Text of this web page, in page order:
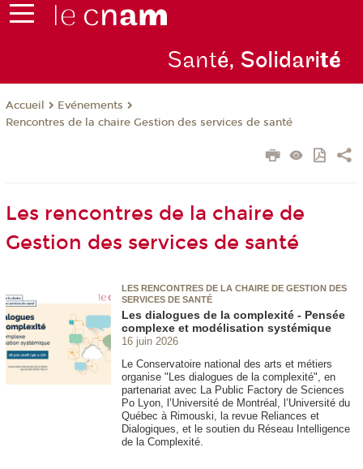
Santé, Solidarité
Accueil
Evénements
Rencontres de la chaire Gestion des services de santé
Les rencontres de la chaire de
Gestion des services de santé
LES RENCONTRES DE LA CHAIRE DE GESTION DES
SERVICES DE SANTÉ
Les dialogues de la complexité - Pensée
complexe et modélisation systémique
16 juin 2026
Le Conservatoire national des arts et métiers
organise "Les dialogues de la complexité", en
partenariat avec La Public Factory de Sciences
Po Lyon, l’Université de Montréal, l’Université du
Québec à Rimouski, la revue Reliances et
Dialogiques, et le soutien du Réseau Intelligence
de la Complexité.